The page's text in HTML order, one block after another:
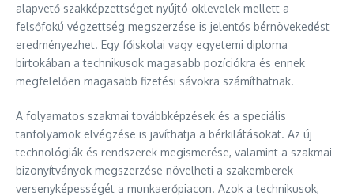
alapvető szakképzettséget nyújtó oklevelek mellett a
felsőfokú végzettség megszerzése is jelentős bérnövekedést
eredményezhet. Egy főiskolai vagy egyetemi diploma
birtokában a technikusok magasabb pozíciókra és ennek
megfelelően magasabb fizetési sávokra számíthatnak.
A folyamatos szakmai továbbképzések és a speciális
tanfolyamok elvégzése is javíthatja a bérkilátásokat. Az új
technológiák és rendszerek megismerése, valamint a szakmai
bizonyítványok megszerzése növelheti a szakemberek
versenyképességét a munkaerőpiacon. Azok a technikusok,